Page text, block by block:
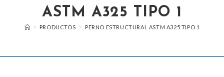
ASTM A325 TIPO 1
> PRODUCTOS > PERNO ESTRUCTURAL ASTM A325 TIPO 1